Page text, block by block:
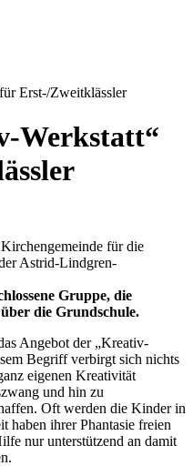
Erst-/Zweitklässler
Werkstatt“
für die
Astrid-Lindgren-
Gruppe, die
die Grundschule.
Angebot der „Kreativ-
Begriff verbirgt sich nichts
eigenen Kreativität
und hin zu
Oft werden die Kinder in
haben ihrer Phantasie freien
nur unterstützend an damit